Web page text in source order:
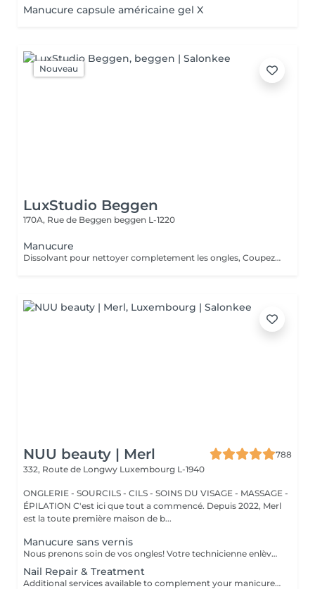
Manucure capsule américaine gel X
Nouveau
LuxStudio Beggen
170A, Rue de Beggen beggen L-1220
Manucure
Dissolvant pour nettoyer completement les ongles, Coupez et Modelez les ongles avec une lime, Mouillez les mains quelques minutes pour ramollir les cuticules, Pousses les Cuticules avec batone pour repousser doucement vers l'arrière et coupez les excès, Hydratez les Mains avec crème et les cuticules pour maintenir la peau douce, Appliquez une base transparent pour protéger les ongles. Attendez suffisamment de tempos pour sèche.
NUU beauty | Merl
788
332, Route de Longwy Luxembourg L-1940
ONGLERIE - SOURCILS - CILS - SOINS DU VISAGE - MASSAGE -
ÉPILATION C'est ici que tout a commencé. Depuis 2022, Merl
est la toute première maison de b...
Manucure sans vernis
Nous prenons soin de vos ongles! Votre technicienne enlèvera délicatement les cellules mortes, façonnera et limera vos ongles, et polira la surface extérieure pour un fini lisse et naturel. Nos experts proposent des manucures à bords, hardware ou combinées, selon vos préférences. Comment se fait une manucure sans vernis? - la peau rugueuse est délicatement enlevée - la forme de la plaque de l'ongle est corrigée avec douceur - les cuticules et bords latéraux sont soigneusement traités - de l'huile nourrissante pour les cuticules et de la crème pour les mains sont appliquées pour nourrir et hydrater Limitations d'âge: recommandé à partir de 14 ans. Recommandations post-procédure: aucun soin particulier n'est nécessaire après cette procédure. Fréquence: une fois toutes les 3 semaines.
Nail Repair & Treatment
Additional services available to complement your manicure or as standalone treatments. Nail Repair per nail (during service) Minor repair of a single nail (small crack, local damage or broken nail). This option can be added multiple times if more than one nail requires repair. Charged at 3€ per nail for Manicure with Gel Polish services. Nail Repair per nail (walk-in) Repair of one nail without manicure or polish application. Suitable for clients booking a repair only. Onycholysis Treatment per nail Targeted care for nails affected by onycholysis. Performed without polish to support healthy nail recovery. IBX Nail Repair System Professional nail treatment designed to strengthen and restore natural nails. Can be booked alone or combined with gel removal for deeper repair. Gel Polish Removal Gentle and careful removal of gel polish.